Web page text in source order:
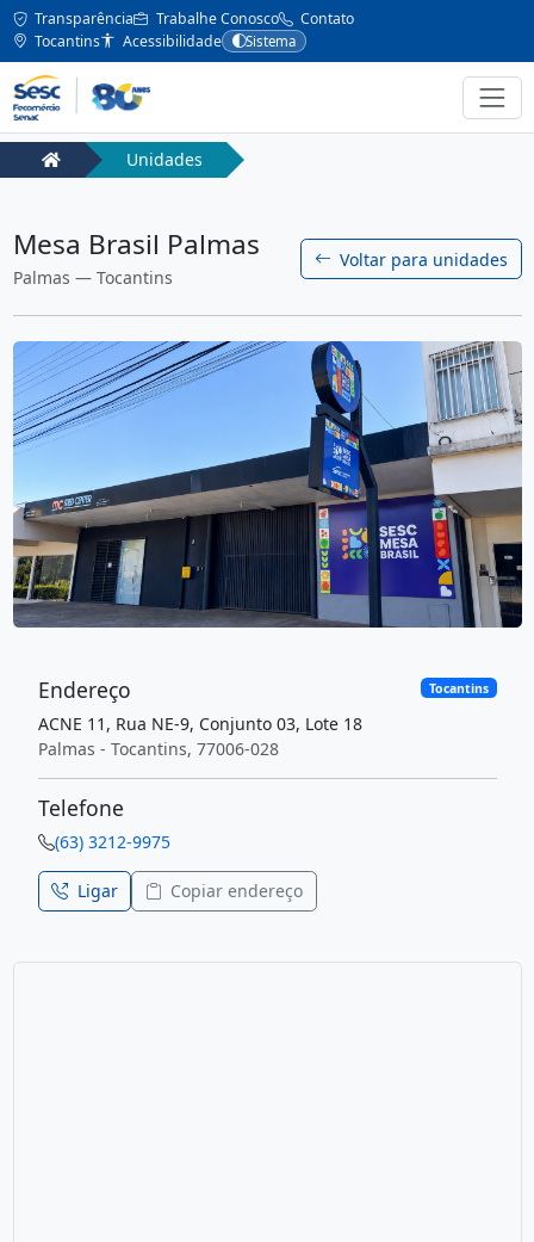
Transparência Trabalhe Conosco
Contato
Tocantins
Acessibilidade Sistema
Unidades
Mesa Brasil Palmas
Palmas — Tocantins
Voltar para unidades
Endereço
ACNE 11, Rua NE-9, Conjunto 03, Lote 18
Palmas - Tocantins, 77006-028
Tocantins
Telefone
(63) 3212-9975
Ligar Copiar endereço